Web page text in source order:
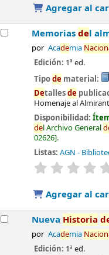
Agregar al
Memoriasdel
por Academia
Edición: 1ª ed.
Tipode material:
Detallesde
Homenaje al
Disponibilidad:
del Archivo General
02626 .
Listas: AGN -
valoración
Agregar al
Nueva Historia
por Academia
Edición: 1ª ed.